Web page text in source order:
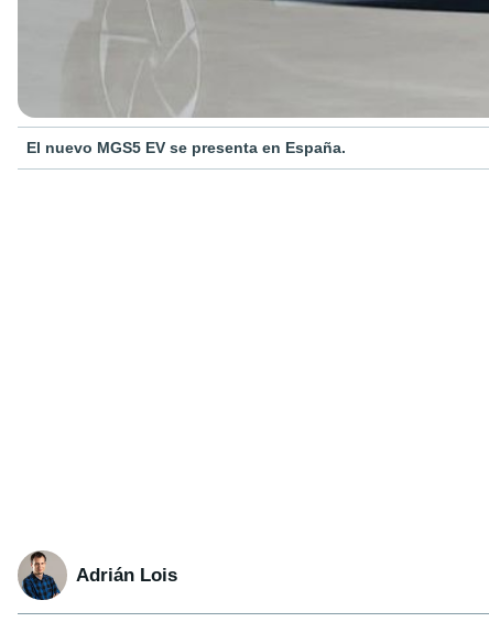
El nuevo MGS5 EV se presenta en España.
Adrián Lois